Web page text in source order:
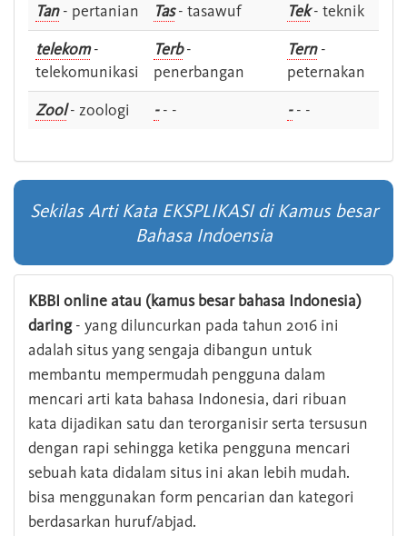
Tan- pertanian Tas- tasawuf Tek- teknik
telekom-
telekomunikasi
Terb-
penerbangan
Tern-
peternakan
Zool- zoologi -- - -- -
Sekilas Arti Kata EKSPLIKASI di Kamus besar
Bahasa Indoensia
KBBI online atau (kamus besar bahasa Indonesia)
daring- yang diluncurkan pada tahun 2016 ini
adalah situs yang sengaja dibangun untuk
membantu mempermudah pengguna dalam
mencari arti kata bahasa Indonesia, dari ribuan
kata dijadikan satu dan terorganisir serta tersusun
dengan rapi sehingga ketika pengguna mencari
sebuah kata didalam situs ini akan lebih mudah.
bisa menggunakan form pencarian dan kategori
berdasarkan huruf/abjad.